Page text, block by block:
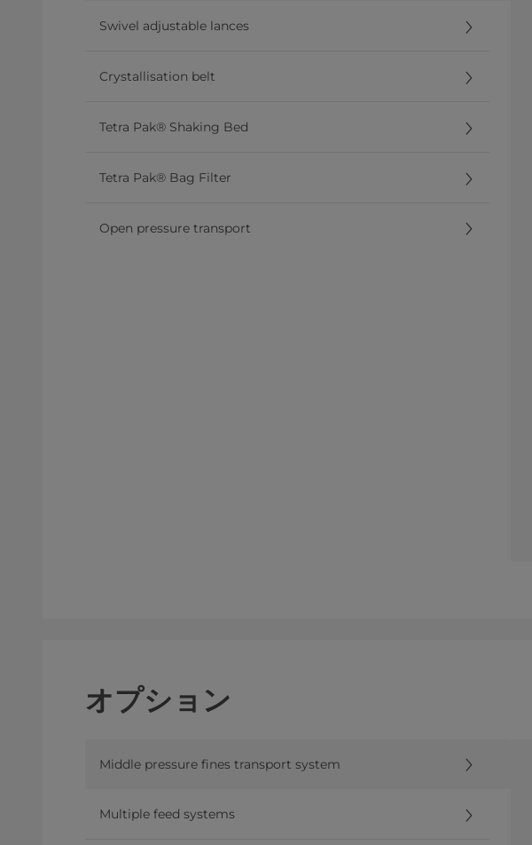
Swivel adjustable lances
Crystallisation belt
Tetra Pak® Shaking Bed
Tetra Pak® Bag Filter
Open pressure transport
オプション
Middle pressure fines transport system
Multiple feed systems